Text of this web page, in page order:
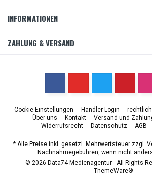
INFORMATIONEN
ZAHLUNG & VERSAND
Cookie-Einstellungen Händler-Login
Über uns
Kontakt
Versand und
Widerrufsrecht
Datenschutz AGB
* Alle Preise inkl. gesetzl. Mehrwertsteuer zzgl.
Nachnahmegebühren, wenn nicht
© 2026 Data74-Medienagentur - All Rights
ThemeWare®